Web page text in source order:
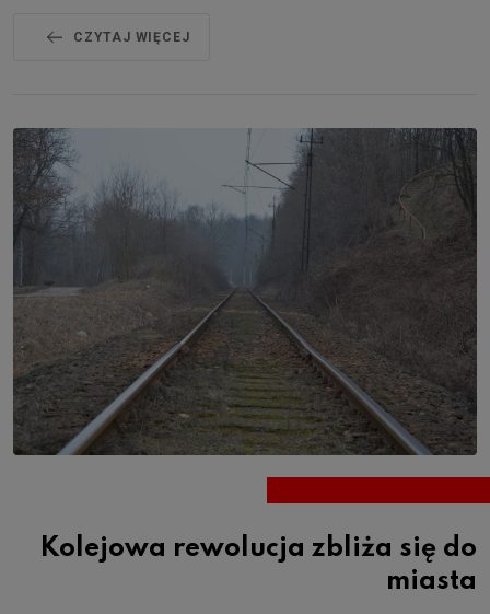
CZYTAJ WIĘCEJ
Kolejowa rewolucja zbliża się do
miasta